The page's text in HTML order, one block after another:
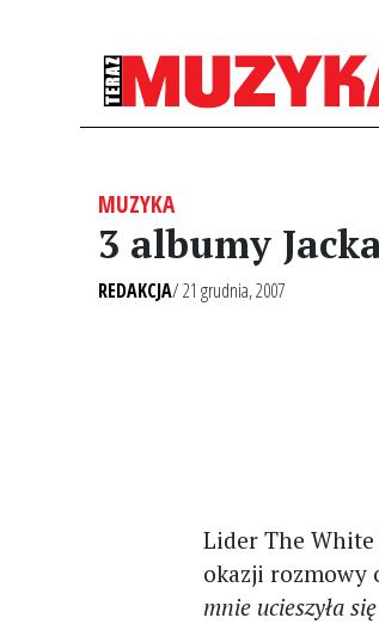
MUZYKA
3 albumy
REDAKCJA/ 21 grudnia, 2007
Lider The White
okazji rozmowy
mnie ucieszyła